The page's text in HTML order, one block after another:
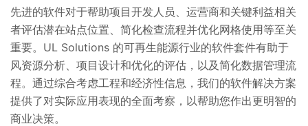
先进的软件对于帮助项目开发人员、运营商和关键利益相关
者评估潜在站点位置、简化检查流程并优化网格使用等至关
重要。UL Solutions 的可再生能源行业的软件套件有助于
风资源分析、项目设计和优化的评估，以及简化数据管理流
程。通过综合考虑工程和经济性信息，我们的软件解决方案
提供了对实际应用表现的全面考察，以帮助您作出更明智的
商业决策。